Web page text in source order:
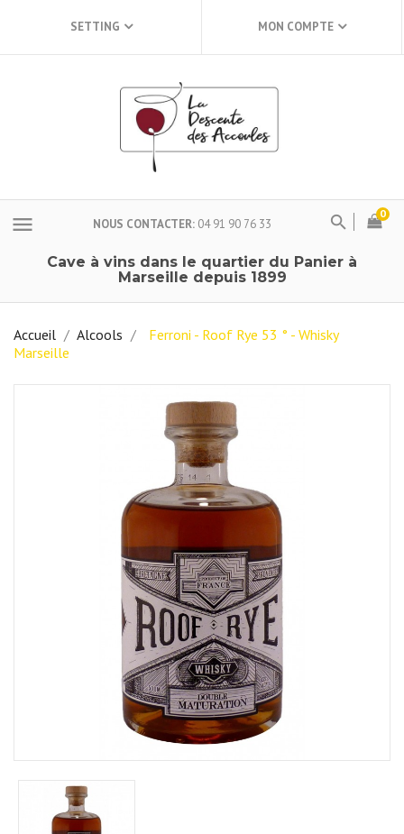
SETTING MON COMPTE
menu NOUS CONTACTER 04 91 90 76 33
0
Cave à vins dans le quartier du Panier à
Marseille depuis 1899
Accueil Alcools
Ferroni - Roof Rye 53 ° - Whisky
Marseille